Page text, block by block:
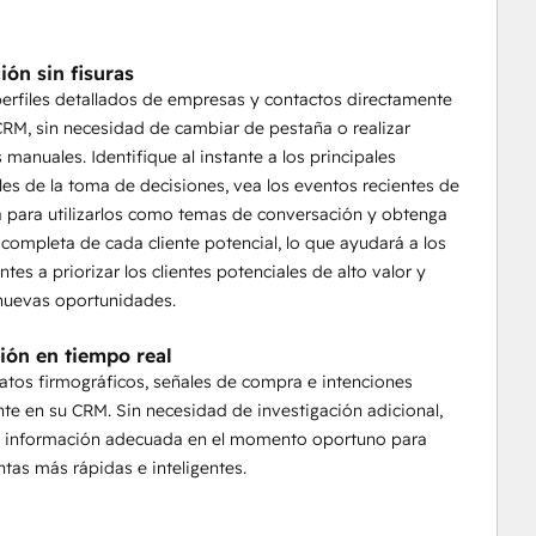
sin fisuras
detallados de empresas y contactos directamente
sin necesidad de cambiar de pestaña o realizar
manuales. Identifique al instante a los principales
de la toma de decisiones, vea los eventos recientes de
para utilizarlos como temas de conversación y obtenga
de cada cliente potencial, lo que ayudará a los
a priorizar los clientes potenciales de alto valor y
oportunidades.
en tiempo real
firmográficos, señales de compra e intenciones
en su CRM. Sin necesidad de investigación adicional,
información adecuada en el momento oportuno para
más rápidas e inteligentes.